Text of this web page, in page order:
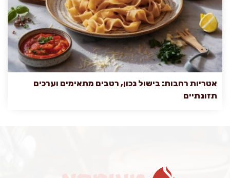
אטריות רחבות: בישול נכון, רטבים מתאימים וערכים
תזונתיים